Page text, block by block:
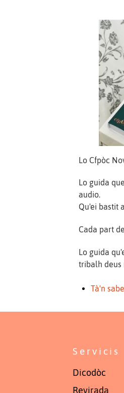
Lo Cfpòc
Lo guida
audio.
Qu'ei bastit
Cada part
Lo guida
tribalh deus
Tà'n
Servicis
Dicodòc
Revirada